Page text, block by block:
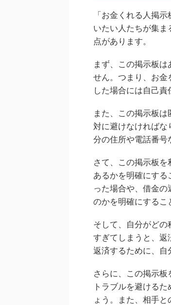
「お金くれる人掲
いたい人たちが集
点があります。
まず、この掲示板
せん。つまり、お金
した場合には自己責
また、この掲示板
対に避けなければな
分の住所や電話番号
さて、この掲示板
あるかを明確にす
った場合や、借金
のかを明確にするこ
そして、自分がどの
すぎてしまうと、返
返済するために、自
さらに、この掲示
トラブルを避ける
ょう。また、相手